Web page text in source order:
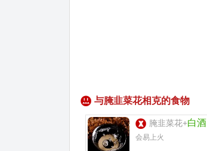
与腌韭菜花相克的食物
腌韭菜花+白酒
会易上火